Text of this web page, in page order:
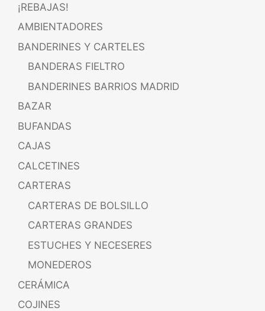
¡REBAJAS!
AMBIENTADORES
BANDERINES Y CARTELES
BANDERAS FIELTRO
BANDERINES BARRIOS MADRID
BAZAR
BUFANDAS
CAJAS
CALCETINES
CARTERAS
CARTERAS DE BOLSILLO
CARTERAS GRANDES
ESTUCHES Y NECESERES
MONEDEROS
CERÁMICA
COJINES